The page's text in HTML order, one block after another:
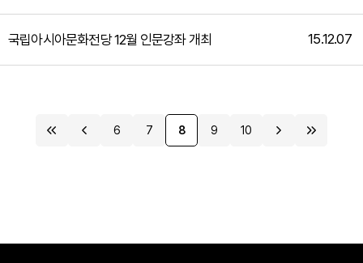
국립아시아문화전당 12월 인문강좌 개최 15.12.07
6 7 8 9 10